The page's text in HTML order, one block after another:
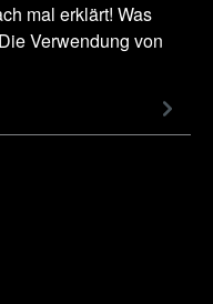
mal erklärt! Was
Verwendung von